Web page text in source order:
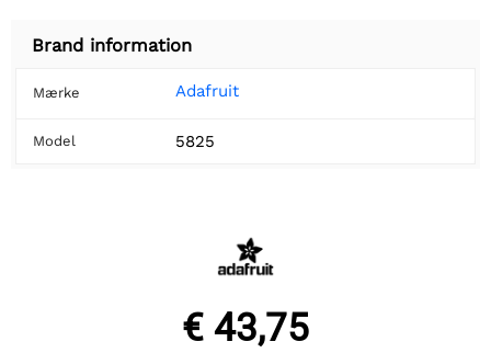
Brand information
Mærke Adafruit
Model 5825
€ 43,75